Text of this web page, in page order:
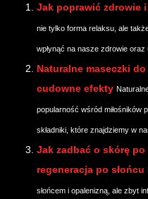
Jak poprawić zdrowie
nie tylko forma relaksu, ale
wpłynąć na nasze zdrowie oraz
Naturalne maseczki
cudowne efekty
popularność wśród miłośników
składniki, które znajdziemy w
Jak zadbać o skórę
regeneracja po słońcu
słońcem i opalenizną, ale zbyt